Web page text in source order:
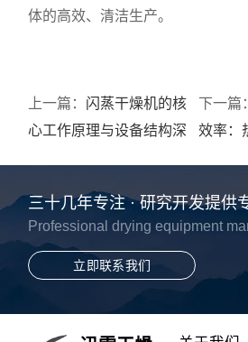
体的高效、清洁生产。
上一篇： 闪蒸干燥机的核
心工作原理与设备结构深
下一篇
效率：
三十几年专注 · 研究开发提供
Professional drying equipment
立即联系我们